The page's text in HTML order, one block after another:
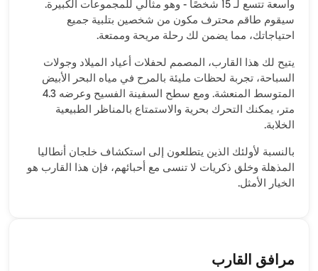
واسعة تتسع لـ 15 شخصًا - وهو مثالي للمجموعات الكبيرة.
سيقوم طاقم محترف مكون من شخصين بتلبية جميع
احتياجاتك، مما يضمن لك رحلة مريحة وممتعة.
يتيح لك هذا القارب، المصمم لحفلات أعياد الميلاد وجولات
السباحة، تجربة لحظات مليئة بالمرح في مياه البحر الأبيض
المتوسط المنعشة. ومع سطح السفينة الفسيح وعرضه 4.3
متر، يمكنك التحرك بحرية والاستمتاع بالمناظر الطبيعية
الخلابة.
بالنسبة لأولئك الذين يتطلعون إلى استكشاف خلجان أنطاليا
المذهلة وخلق ذكريات لا تنسى مع أحبائهم، فإن هذا القارب هو
الخيار الأمثل.
مرافق القارب